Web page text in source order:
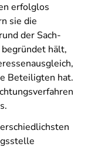
erfolglos
sie die
der Sach-
hält,
Beteiligten hat.